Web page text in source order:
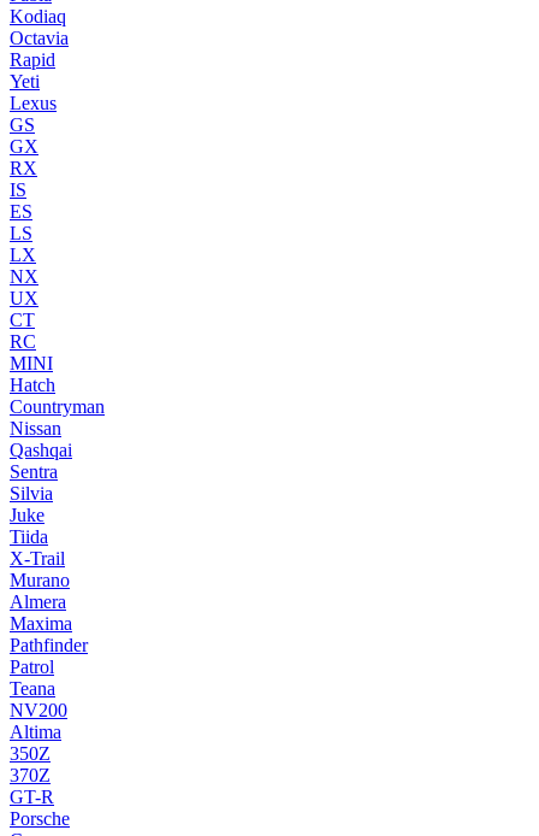
Kodiaq
Octavia
Rapid
Yeti
Lexus
GS
GX
RX
IS
ES
LS
LX
NX
UX
CT
RC
MINI
Hatch
Countryman
Nissan
Qashqai
Sentra
Silvia
Juke
Tiida
X-Trail
Murano
Almera
Maxima
Pathfinder
Patrol
Teana
NV200
Altima
350Z
370Z
GT-R
Porsche